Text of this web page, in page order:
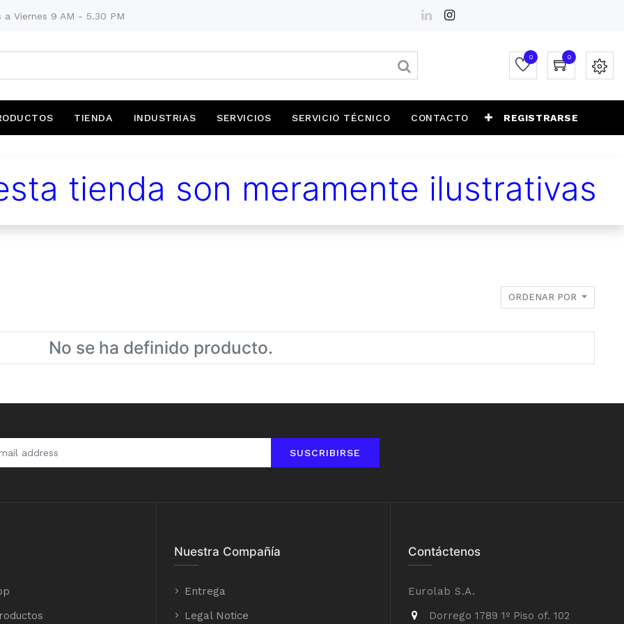
a Viernes 9 AM - 5.30 PM
0 0
TIENDA INDUSTRIAS SERVICIOS SERVICIO TÉCNICO CONTACTO REGISTRARSE
tienda son meramente ilustrativas
ORDENAR POR
No se ha definido producto.
SUSCRIBIRSE
Nuestra Compañía
Entrega
Legal Notice
Contáctenos
Eurolab S.A.
Dorrego 1789 1º Piso of. 102